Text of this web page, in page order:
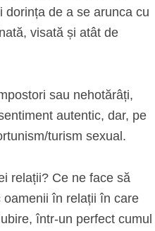
de a se arunca cu
visată și atât de
sau nehotărâți,
autentic, dar, pe
turism sexual.
relații? Ce ne face să
oamenii în relații în care
într-un perfect cumul